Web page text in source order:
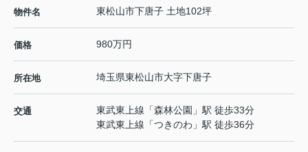
物件名 東松山市下唐子 土地102坪
価格 980万円
所在地 埼玉県東松山市大字下唐子
交通 東武東上線 「森林公園 」駅 徒歩33分
東武東上線 「つきのわ 」駅 徒歩36分